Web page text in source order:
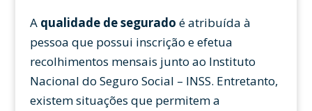
A qualidade de segurado é atribuída à
pessoa que possui inscrição e efetua
recolhimentos mensais junto ao Instituto
Nacional do Seguro Social – INSS. Entretanto,
existem situações que permitem a